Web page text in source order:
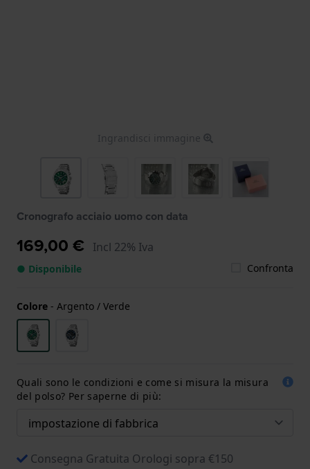
Ingrandisci immagine
Cronografo acciaio uomo con data
169,00 € Incl 22% Iva
● Disponibile Confronta
Colore - Argento / Verde
Quali sono le condizioni e come si misura la misura
del polso? Per saperne di più:
Consegna Gratuita Orologi sopra €150